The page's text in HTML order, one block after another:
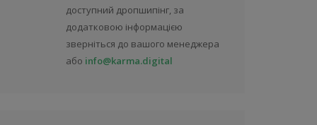
доступний дропшипінг, за
додатковою інформацією
зверніться до вашого менеджера
або info@karma.digital